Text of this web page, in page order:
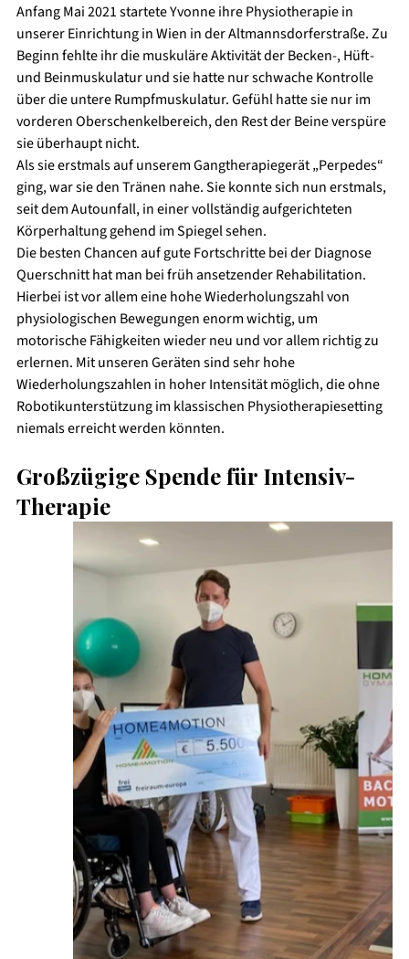
Anfang Mai 2021 startete Yvonne ihre Physiotherapie in
unserer Einrichtung in Wien in der Altmannsdorferstraße. Zu
Beginn fehlte ihr die muskuläre Aktivität der Becken-, Hüft-
und Beinmuskulatur und sie hatte nur schwache Kontrolle
über die untere Rumpfmuskulatur. Gefühl hatte sie nur im
vorderen Oberschenkelbereich, den Rest der Beine verspüre
sie überhaupt nicht.
Als sie erstmals auf unserem Gangtherapiegerät „Perpedes“
ging, war sie den Tränen nahe. Sie konnte sich nun erstmals,
seit dem Autounfall, in einer vollständig aufgerichteten
Körperhaltung gehend im Spiegel sehen.
Die besten Chancen auf gute Fortschritte bei der Diagnose
Querschnitt hat man bei früh ansetzender Rehabilitation.
Hierbei ist vor allem eine hohe Wiederholungszahl von
physiologischen Bewegungen enorm wichtig, um
motorische Fähigkeiten wieder neu und vor allem richtig zu
erlernen. Mit unseren Geräten sind sehr hohe
Wiederholungszahlen in hoher Intensität möglich, die ohne
Robotikunterstützung im klassischen Physiotherapiesetting
niemals erreicht werden könnten.
Großzügige Spende für Intensiv-
Therapie